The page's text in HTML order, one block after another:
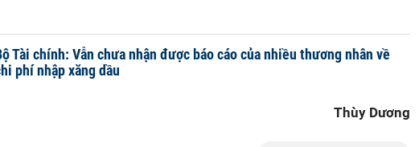
Tài chính: Vẫn chưa nhận được báo cáo của nhiều thương nhân về
phí nhập xăng dầu
Thùy Dương